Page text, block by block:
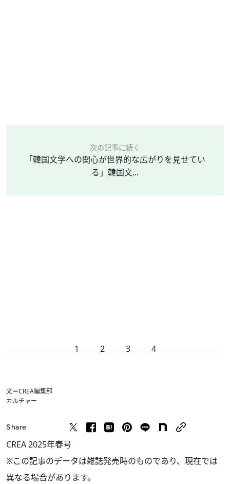
次の記事に続く
「韓国文学への関心が世界的な広がりを見せてい
る」韓国文...
1 2 3 4
文＝CREA編集部
カルチャー
Share
CREA 2025年春号
※この記事のデータは雑誌発売時のものであり、現在では
異なる場合があります。